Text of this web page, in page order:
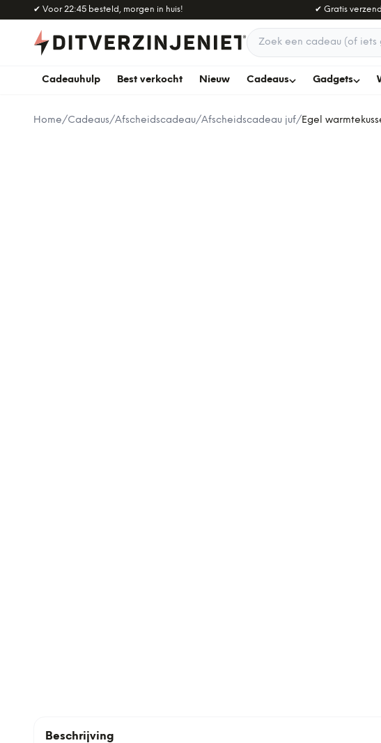
Naar hoofdinhoud
✔ Voor 22:45 besteld, morgen in huis! ✔ Gratis
Zoek een cadeau
Cadeauhulp Best verkocht Nieuw Cadeaus Gadgets
Home/Cadeaus/Afscheidscadeau/Afscheidscadeau juf/Egel
Beschrijving